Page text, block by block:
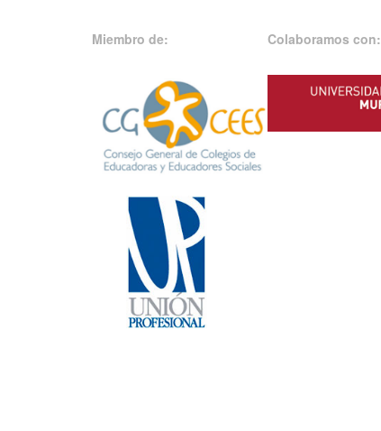
Miembro de: Colaboramos con: